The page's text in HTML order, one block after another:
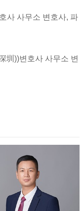
사 사무소 변호사, 파
圳))변호사 사무소 변